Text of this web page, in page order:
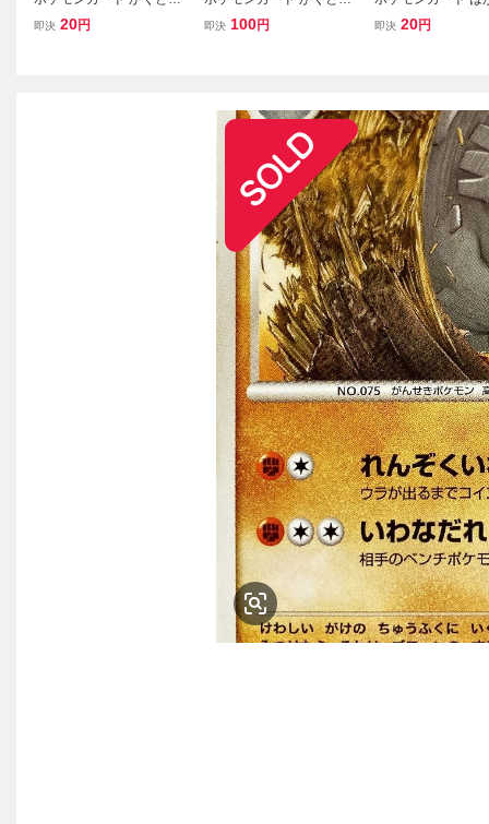
レジロック 040/081 アン
即決 20円
グライガー DPBP#263 コ
即決 100円
ジスチル 051/081
即決 20円